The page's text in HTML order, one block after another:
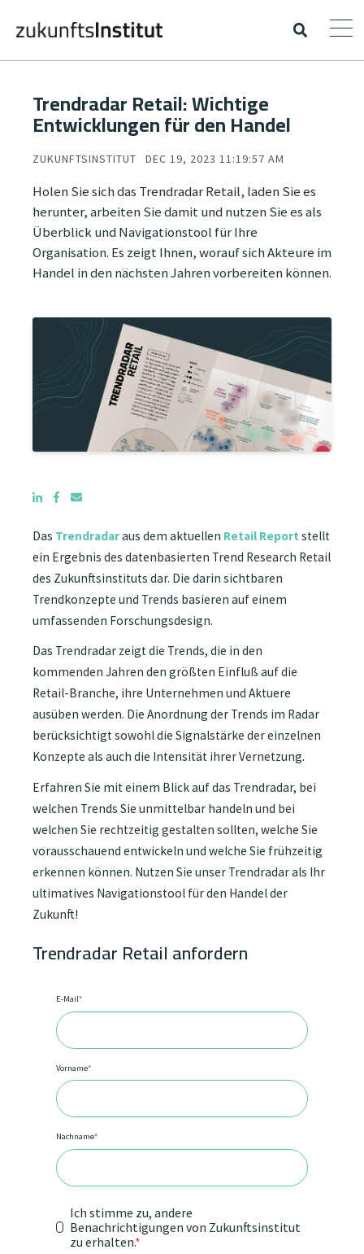
Trendradar Retail: Wichtige
Entwicklungen für den Handel
ZUKUNFTSINSTITUT DEC 19, 2023 11:19:57 AM
Holen Sie sich das Trendradar Retail, laden Sie es
herunter, arbeiten Sie damit und nutzen Sie es als
Überblick und Navigationstool für Ihre
Organisation. Es zeigt Ihnen, worauf sich Akteure im
Handel in den nächsten Jahren vorbereiten können.
Das Trendradaraus dem aktuellen Retail Report stellt
ein Ergebnis des datenbasierten Trend Research Retail
des Zukunftsinstituts dar. Die darin sichtbaren
Trendkonzepte und Trends basieren auf einem
umfassenden Forschungsdesign.
Das Trendradar zeigt die Trends, die in den
kommenden Jahren den größten Einfluß auf die
Retail-Branche, ihre Unternehmen und Aktuere
ausüben werden. Die Anordnung der Trends im Radar
berücksichtigt sowohl die Signalstärke der einzelnen
Konzepte als auch die Intensität ihrer Vernetzung.
Erfahren Sie mit einem Blick auf das Trendradar, bei
welchen Trends Sie unmittelbar handeln und bei
welchen Sie rechtzeitig gestalten sollten, welche Sie
vorausschauend entwickeln und welche Sie frühzeitig
erkennen können. Nutzen Sie unser Trendradar als Ihr
ultimatives Navigationstool für den Handel der
Zukunft!
Trendradar Retail anfordern
E-Mail*
Vorname*
Nachname*
Ich stimme zu, andere
Benachrichtigungen von Zukunftsinstitut
zu erhalten.*